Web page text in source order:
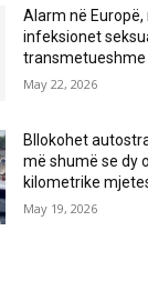
Alarm në
infeksionet
transmetueshme
May 22, 2026
Bllokohet
më shumë se dy
kilometrike
May 19, 2026